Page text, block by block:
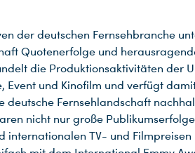
der deutschen Fernsehbranche
Quotenerfolge und
die Produktionsaktivitäten der
Event und Kinofilm und verfügt
deutsche Fernsehlandschaft
nicht nur große
internationalen TV- und Filmpreisen